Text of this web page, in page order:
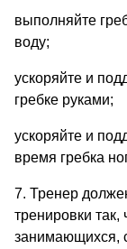
выполняйте
воду;
ускоряйте и
гребке руками;
ускоряйте и
время гребка
7. Тренер
тренировки
занимающихся,